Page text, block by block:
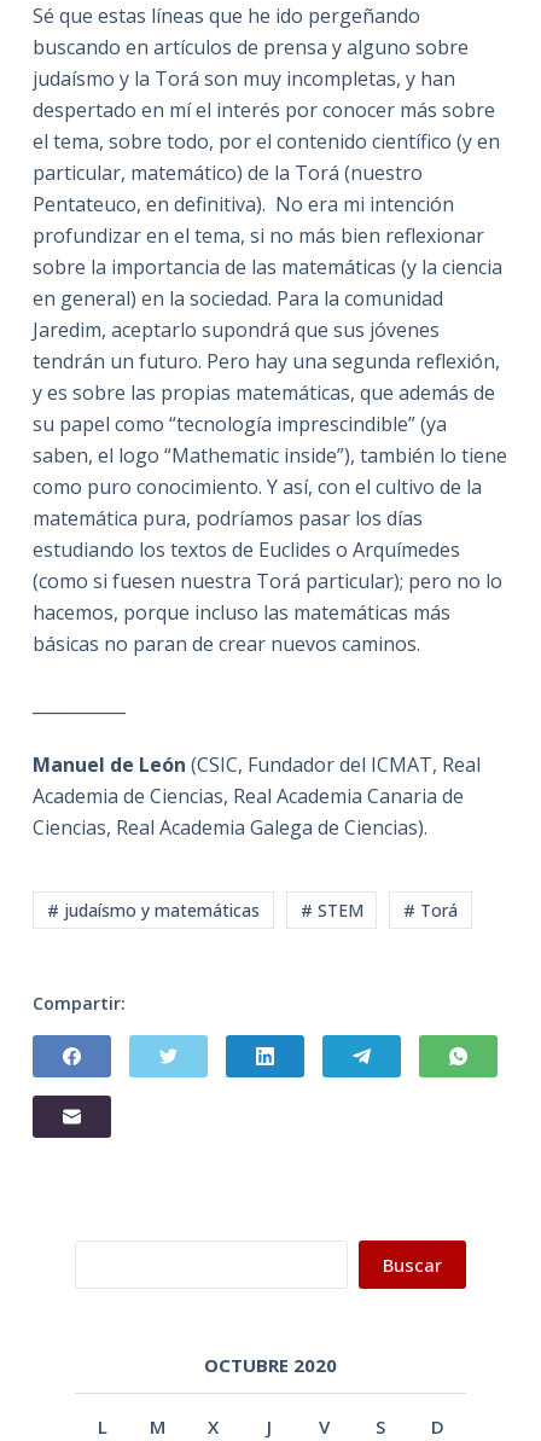
Sé que estas líneas que he ido pergeñando
buscando en artículos de prensa y alguno sobre
judaísmo y la Torá son muy incompletas, y han
despertado en mí el interés por conocer más sobre
el tema, sobre todo, por el contenido científico (y en
particular, matemático) de la Torá (nuestro
Pentateuco, en definitiva). No era mi intención
profundizar en el tema, si no más bien reflexionar
sobre la importancia de las matemáticas (y la ciencia
en general) en la sociedad. Para la comunidad
Jaredim, aceptarlo supondrá que sus jóvenes
tendrán un futuro. Pero hay una segunda reflexión,
y es sobre las propias matemáticas, que además de
su papel como “tecnología imprescindible” (ya
saben, el logo “Mathematic inside”), también lo tiene
como puro conocimiento. Y así, con el cultivo de la
matemática pura, podríamos pasar los días
estudiando los textos de Euclides o Arquímedes
(como si fuesen nuestra Torá particular); pero no lo
hacemos, porque incluso las matemáticas más
básicas no paran de crear nuevos caminos.
Manuel de León (CSIC, Fundador del ICMAT, Real
Academia de Ciencias, Real Academia Canaria de
Ciencias, Real Academia Galega de Ciencias).
# judaísmo y matemáticas # STEM # Torá
Compartir:
Buscar
OCTUBRE 2020
L M X J V S D